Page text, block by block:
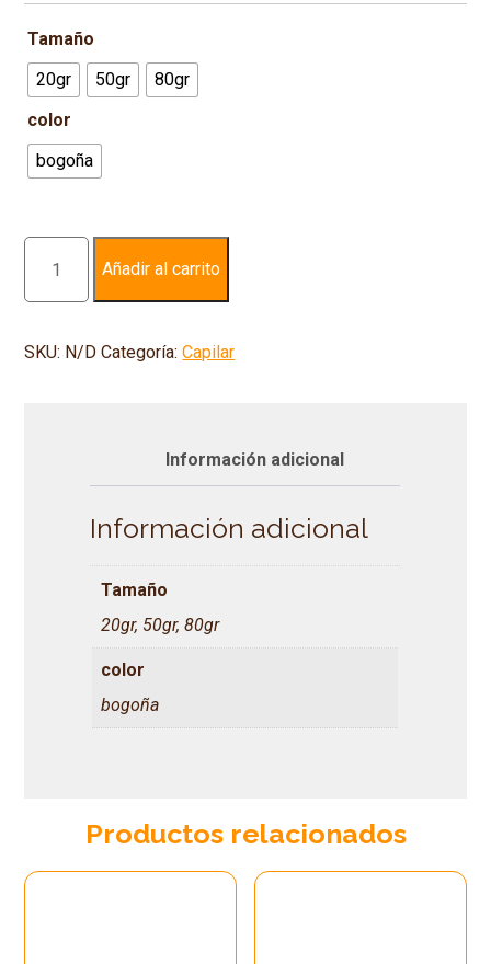
Tamaño
20gr
50gr
80gr
color
bogoña
borgoña
ácido
Añadir al carrito
SKU: N/D Categoría:Capilar
Información adicional
Información adicional
Tamaño
20gr, 50gr, 80gr
color
bogoña
Productos relacionados